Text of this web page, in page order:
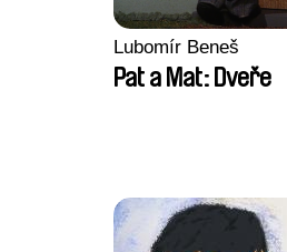
Lubomír Beneš
Pat a Mat: Dveře